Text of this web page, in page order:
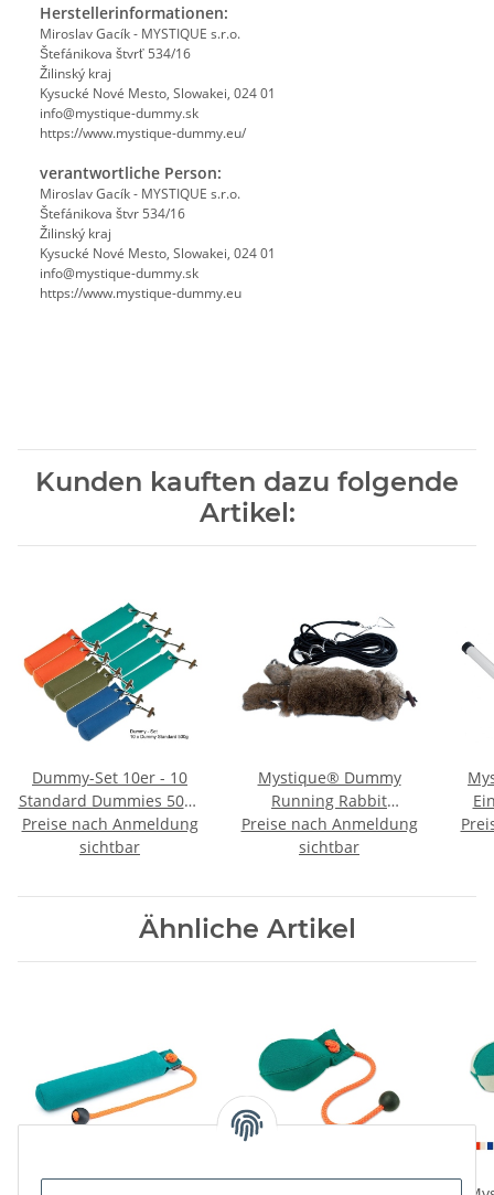
Herstellerinformationen:
Miroslav Gacík - MYSTIQUE s.r.o.
Štefánikova štvrť 534/16
Žilinský kraj
Kysucké Nové Mesto, Slowakei, 024 01
info@mystique-dummy.sk
https://www.mystique-dummy.eu/
verantwortliche Person:
Miroslav Gacík - MYSTIQUE s.r.o.
Štefánikova štvr 534/16
Žilinský kraj
Kysucké Nové Mesto, Slowakei, 024 01
info@mystique-dummy.sk
https://www.mystique-dummy.eu
Kunden kauften dazu folgende
Artikel:
Dummy-Set 10er - 10
Standard Dummies 500g
farblich gemischt
Dummyset
Preise nach Anmeldung
sichtbar
Mystique® Dummy
Running Rabbit
Kaninchendummy mit
Fell
Preise nach Anmeldung
sichtbar
Ähnliche Artikel